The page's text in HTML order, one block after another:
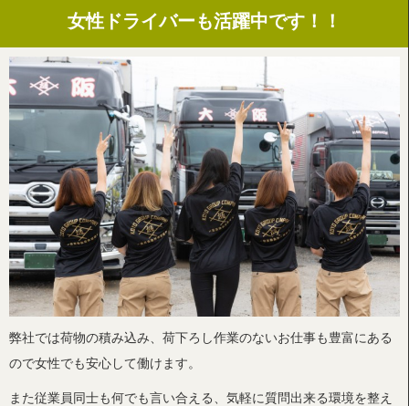
女性ドライバーも活躍中です！！
弊社では荷物の積み込み、荷下ろし作業のないお仕事も豊富にある
ので女性でも安心して働けます。
また従業員同士も何でも言い合える、気軽に質問出来る環境を整え